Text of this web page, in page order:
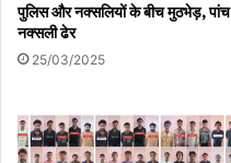
पुलिस और नक्सलियों के बीच मुठभेड़, पांच
नक्सली ढेर
25/03/2025